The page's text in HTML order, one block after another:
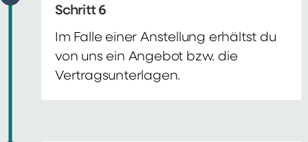
Schritt 6
Im Falle einer Anstellung erhältst du
von uns ein Angebot bzw. die
Vertragsunterlagen.